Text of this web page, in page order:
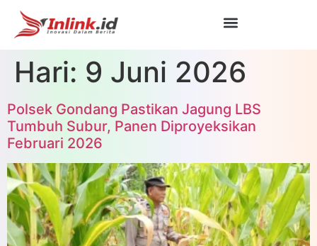
Hari: 9 Juni 2026
Polsek Gondang Pastikan Jagung LBS
Tumbuh Subur, Panen Diproyeksikan
Februari 2026